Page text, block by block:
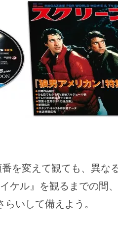
番を変えて観ても、異な
ケル』を観るまでの間
いして備えよう。